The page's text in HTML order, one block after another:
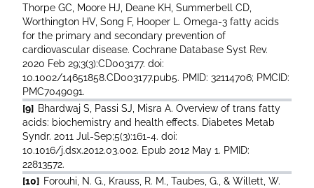
Thorpe GC, Moore HJ, Deane KH, Summerbell CD,
Worthington HV, Song F, Hooper L. Omega-3 fatty acids
for the primary and secondary prevention of
cardiovascular disease. Cochrane Database Syst Rev.
2020 Feb 29;3(3):CD003177. doi:
10.1002/14651858.CD003177.pub5. PMID: 32114706; PMCID:
PMC7049091.
[9] Bhardwaj S, Passi SJ, Misra A. Overview of trans fatty
acids: biochemistry and health effects. Diabetes Metab
Syndr. 2011 Jul-Sep;5(3):161-4. doi:
10.1016/j.dsx.2012.03.002. Epub 2012 May 1. PMID:
22813572.
[10] Forouhi, N. G., Krauss, R. M., Taubes, G., & Willett, W.